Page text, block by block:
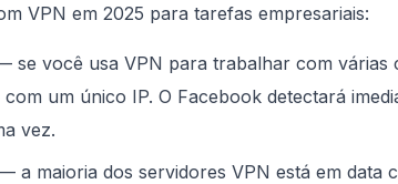
VPN em 2025 para tarefas empresariais:
se você usa VPN para trabalhar com várias
um único IP. O Facebook detectará
vez.
a maioria dos servidores VPN está em data